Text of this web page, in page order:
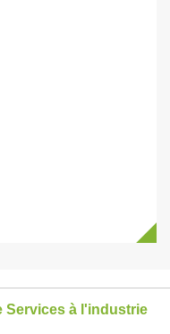
Services à l'industrie